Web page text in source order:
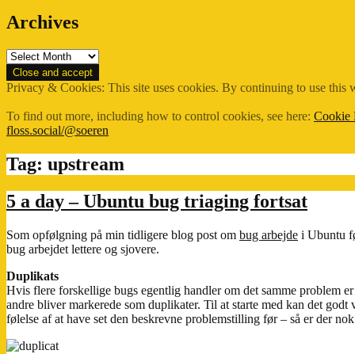
Archives
Archives
Privacy & Cookies: This site uses cookies. By continuing to use this
To find out more, including how to control cookies, see here: Cookie
floss.social/@soeren
Tag: upstream
5 a day – Ubuntu bug triaging fortsat
Som opfølgning på min tidligere blog post om bug arbejde i Ubuntu
bug arbejdet lettere og sjovere.
Duplikats
Hvis flere forskellige bugs egentlig handler om det samme problem
andre bliver markerede som duplikater. Til at starte med kan det
følelse af at have set den beskrevne problemstilling før – så er der